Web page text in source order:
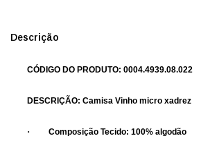
Descrição
CÓDIGO DO PRODUTO: 0004.4939.08.022
DESCRIÇÃO: Camisa Vinho micro xadrez
· Composição Tecido: 100% algodão